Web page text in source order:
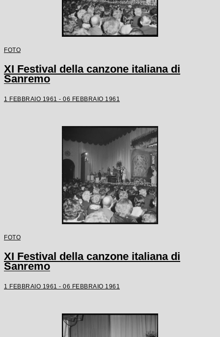
FOTO
XI Festival della canzone italiana di
Sanremo
1 FEBBRAIO 1961 - 06 FEBBRAIO 1961
FOTO
XI Festival della canzone italiana di
Sanremo
1 FEBBRAIO 1961 - 06 FEBBRAIO 1961